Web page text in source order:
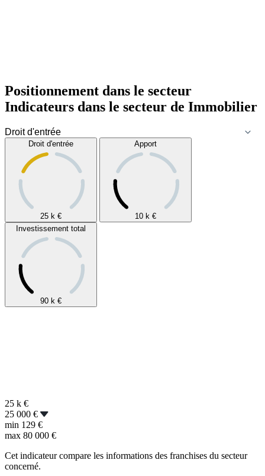
Positionnement dans le secteur
Indicateurs dans le secteur de Immobilier
Droit d'entrée
25 k €
Apport
10 k €
Investissement total
90 k €
25 k €
25 000 €
min 129 €
max 80 000 €
Cet indicateur compare les informations des franchises du secteur
concerné.